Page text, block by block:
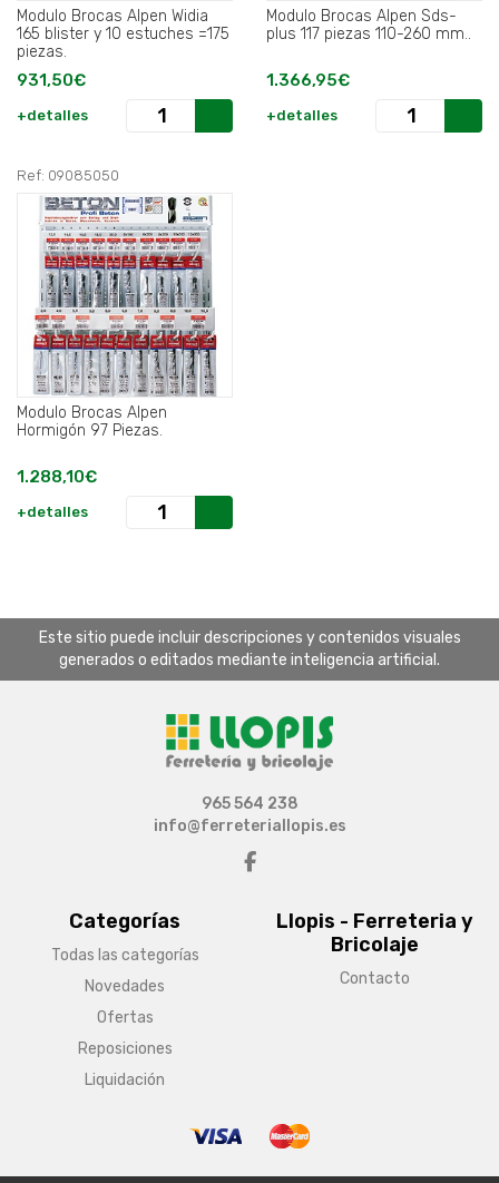
Modulo Brocas Alpen Widia
165 blister y 10 estuches =175
piezas.
931,50€
+detalles
Modulo Brocas Alpen Sds-
plus 117 piezas 110-260 mm..
1.366,95€
+detalles
Ref: 09085050
Modulo Brocas Alpen
Hormigón 97 Piezas.
1.288,10€
+detalles
Este sitio puede incluir descripciones y contenidos visuales
generados o editados mediante inteligencia artificial.
Categorías
Todas las categorías
Novedades
Ofertas
Reposiciones
Liquidación
Llopis - Ferreteria y
Bricolaje
Contacto
965 564 238
info@ferreteriallopis.es